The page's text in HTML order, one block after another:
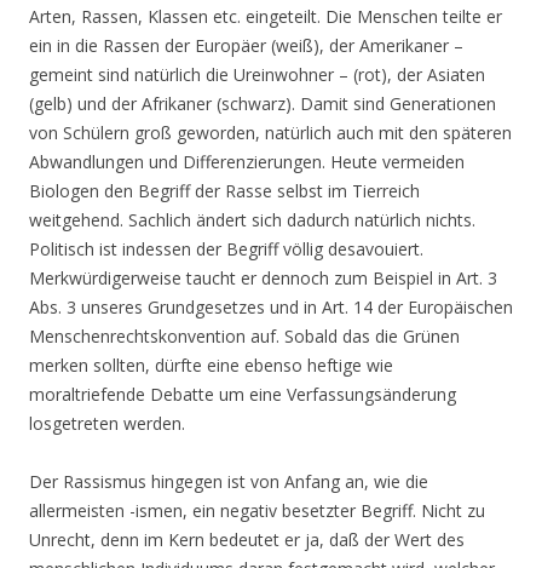
Arten, Rassen, Klassen etc. eingeteilt. Die Menschen teilte er
ein in die Rassen der Europäer (weiß), der Amerikaner –
gemeint sind natürlich die Ureinwohner – (rot), der Asiaten
(gelb) und der Afrikaner (schwarz). Damit sind Generationen
von Schülern groß geworden, natürlich auch mit den späteren
Abwandlungen und Differenzierungen. Heute vermeiden
Biologen den Begriff der Rasse selbst im Tierreich
weitgehend. Sachlich ändert sich dadurch natürlich nichts.
Politisch ist indessen der Begriff völlig desavouiert.
Merkwürdigerweise taucht er dennoch zum Beispiel in Art. 3
Abs. 3 unseres Grundgesetzes und in Art. 14 der Europäischen
Menschenrechtskonvention auf. Sobald das die Grünen
merken sollten, dürfte eine ebenso heftige wie
moraltriefende Debatte um eine Verfassungsänderung
losgetreten werden.
Der Rassismus hingegen ist von Anfang an, wie die
allermeisten -ismen, ein negativ besetzter Begriff. Nicht zu
Unrecht, denn im Kern bedeutet er ja, daß der Wert des